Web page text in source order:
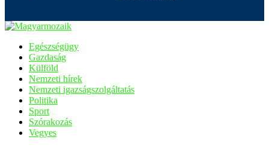
Egészségügy
Gazdaság
Külföld
Nemzeti hírek
Nemzeti igazságszolgáltatás
Politika
Sport
Szórakozás
Vegyes